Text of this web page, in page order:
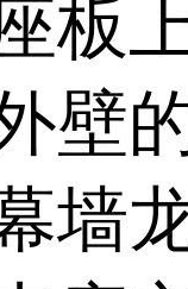
板
壁
墙